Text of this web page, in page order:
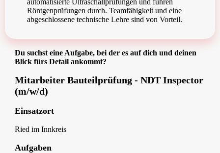
automatisierte Ultraschallprüfungen und führen
Röntgenprüfungen durch. Teamfähigkeit und eine
abgeschlossene technische Lehre sind von Vorteil.
Du suchst eine Aufgabe, bei der es auf dich und deinen
Blick fürs Detail ankommt?
Mitarbeiter Bauteilprüfung - NDT Inspector
(m/w/d)
Einsatzort
Ried im Innkreis
Aufgaben